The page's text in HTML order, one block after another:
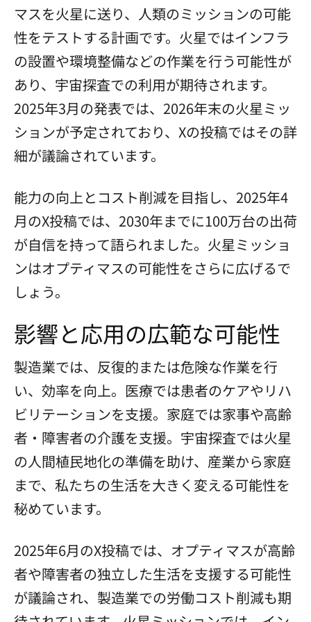
マスを火星に送り、人類のミッションの可能
性をテストする計画です。火星ではインフラ
の設置や環境整備などの作業を行う可能性が
あり、宇宙探査での利用が期待されます。
2025年3月の発表では、2026年末の火星ミッ
ションが予定されており、Xの投稿ではその詳
細が議論されています。
能力の向上とコスト削減を目指し、2025年4
月のX投稿では、2030年までに100万台の出荷
が自信を持って語られました。火星ミッショ
ンはオプティマスの可能性をさらに広げるで
しょう。
影響と応用の広範な可能性
製造業では、反復的または危険な作業を行
い、効率を向上。医療では患者のケアやリハ
ビリテーションを支援。家庭では家事や高齢
者・障害者の介護を支援。宇宙探査では火星
の人間植民地化の準備を助け、産業から家庭
まで、私たちの生活を大きく変える可能性を
秘めています。
2025年6月のX投稿では、オプティマスが高齢
者や障害者の独立した生活を支援する可能性
が議論され、製造業での労働コスト削減も期